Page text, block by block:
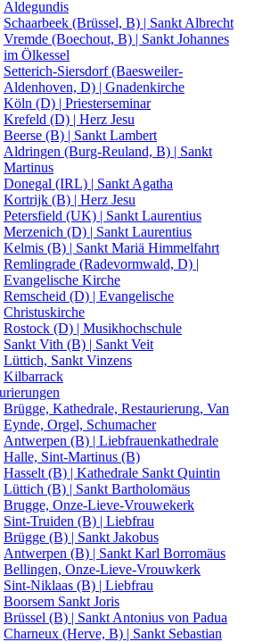
Aldegundis
Schaarbeek (Brüssel, B) | Sankt Albrecht
Vremde (Boechout, B) | Sankt Johannes
im Ölkessel
Setterich-Siersdorf (Baesweiler-
Aldenhoven, D) | Gnadenkirche
Köln (D) | Priesterseminar
Krefeld (D) | Herz Jesu
Beerse (B) | Sankt Lambert
Aldringen (Burg-Reuland, B) | Sankt
Martinus
Donegal (IRL) | Sankt Agatha
Kortrijk (B) | Herz Jesu
Petersfield (UK) | Sankt Laurentius
Merzenich (D) | Sankt Laurentius
Kelmis (B) | Sankt Mariä Himmelfahrt
Remlingrade (Radevormwald, D) |
Evangelische Kirche
Remscheid (D) | Evangelische
Christuskirche
Rostock (D) | Musikhochschule
Sankt Vith (B) | Sankt Veit
Lüttich, Sankt Vinzens
Kilbarrack
Brügge, Kathedrale, Restaurierung, Van
Eynde, Orgel, Schumacher
Antwerpen (B) | Liebfrauenkathedrale
Halle, Sint-Martinus (B)
Hasselt (B) | Kathedrale Sankt Quintin
Lüttich (B) | Sankt Bartholomäus
Brugge, Onze-Lieve-Vrouwekerk
Sint-Truiden (B) | Liebfrau
Brügge (B) | Sankt Jakobus
Antwerpen (B) | Sankt Karl Borromäus
Bellingen, Onze-Lieve-Vrouwkerk
Sint-Niklaas (B) | Liebfrau
Boorsem Sankt Joris
Brüssel (B) | Sankt Antonius von Padua
Charneux (Herve, B) | Sankt Sebastian